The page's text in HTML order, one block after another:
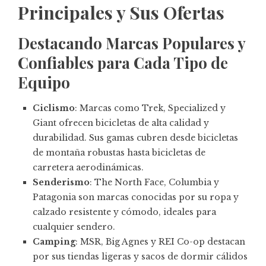
Principales y Sus Ofertas
Destacando Marcas Populares y
Confiables para Cada Tipo de
Equipo
Ciclismo: Marcas como Trek, Specialized y
Giant ofrecen bicicletas de alta calidad y
durabilidad. Sus gamas cubren desde bicicletas
de montaña robustas hasta bicicletas de
carretera aerodinámicas.
Senderismo: The North Face, Columbia y
Patagonia son marcas conocidas por su ropa y
calzado resistente y cómodo, ideales para
cualquier sendero.
Camping: MSR, Big Agnes y REI Co-op destacan
por sus tiendas ligeras y sacos de dormir cálidos